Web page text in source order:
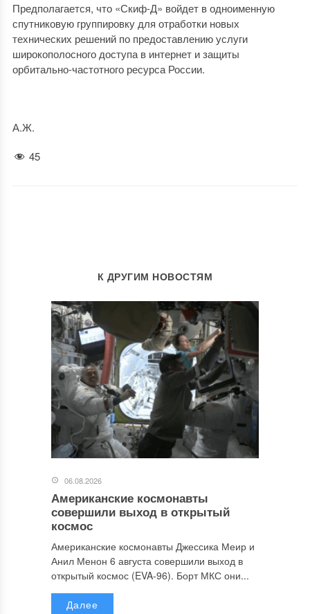
Предполагается, что «Скиф-Д» войдет в одноименную
спутниковую группировку для отработки новых
технических решений по предоставлению услуги
широкополосного доступа в интернет и защиты
орбитально-частотного ресурса России.
А.Ж.
45
К ДРУГИМ НОВОСТЯМ
06.08.2026
Американские космонавты
совершили выход в открытый
космос
Американские космонавты Джессика Меир и
Анил Менон 6 августа совершили выход в
открытый космос (EVA-96). Борт МКС они...
Далее